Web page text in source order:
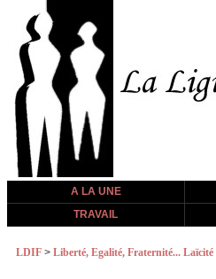
A LA UNE
TRAVAIL
LDIF > Liberté, Egalité, Fraternité... Laïcité